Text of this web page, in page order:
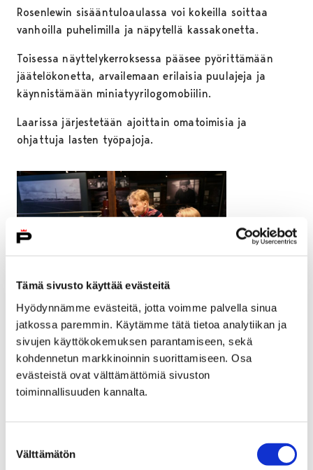
Tämä sivusto käyttää evästeitä
Hyödynnämme evästeitä, jotta voimme palvella sinua
jatkossa paremmin. Käytämme tätä tietoa analytiikan ja
sivujen käyttökokemuksen parantamiseen, sekä
kohdennetun markkinoinnin suorittamiseen. Osa
evästeistä ovat välttämättömiä sivuston
toiminnallisuuden kannalta.
valinta
Välttämätön
Rosenlewin sisääntuloaulassa voi kokeilla soittaa
vanhoilla puhelimilla ja näpytellä kassakonetta.
Toisessa näyttelykerroksessa pääsee pyörittämään
jäätelökonetta, arvailemaan erilaisia puulajeja ja
käynnistämään miniatyyrilogomobiilin.
Laarissa järjestetään ajoittain omatoimisia ja
ohjattuja lasten työpajoja.
Jäätelökone käynnissä. Kuva Jonna
Karttunen, SatM.
Korsmanin talossa ja pihapiirissä on koulujen loma-